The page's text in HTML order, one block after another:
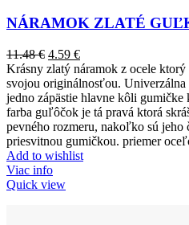
NÁRAMOK ZLATÉ
11.48€ 4.59 €
Krásny zlatý náramok z ocele
svojou originálnosťou.
jedno zápästie hlavne kôli gumičke
farba guľôčok je tá pravá ktorá
pevného rozmeru, nakoľko sú jeho
priesvitnou gumičkou. priemer
Add to wishlist
Viac info
Quick view